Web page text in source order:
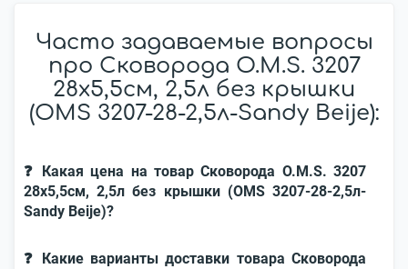
Часто задаваемые вопросы
про Сковорода O.M.S. 3207
28x5,5см, 2,5л без крышки
(OMS 3207-28-2,5л-Sandy Beije):
❓ Какая цена на товар Сковорода O.M.S. 3207
28x5,5см, 2,5л без крышки (OMS 3207-28-2,5л-
Sandy Beije)?
❓ Какие варианты доставки товара Сковорода